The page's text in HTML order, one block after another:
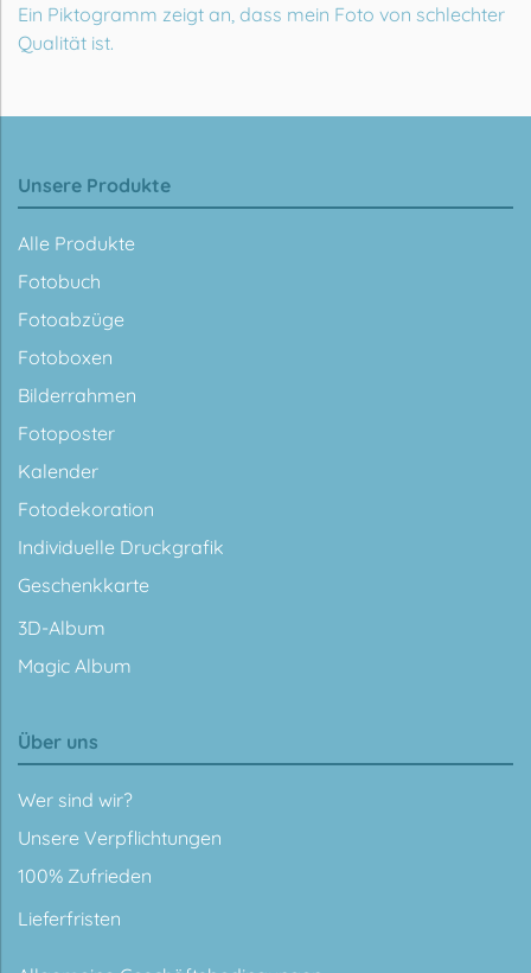
Ein Piktogramm zeigt an, dass mein Foto von schlechter
Qualität ist.
Unsere Produkte
Alle Produkte
Fotobuch
Fotoabzüge
Fotoboxen
Bilderrahmen
Fotoposter
Kalender
Fotodekoration
Individuelle Druckgrafik
Geschenkkarte
3D-Album
Magic Album
Über uns
Wer sind wir?
Unsere Verpflichtungen
100% Zufrieden
Lieferfristen